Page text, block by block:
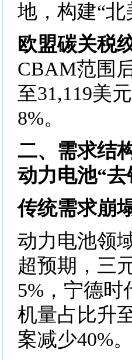
地，构建“
欧盟碳关税
CBAM范围
至31,119美
8%。
二、需求结
动力电池“去
传统需求崩
动力电池领
超预期，三
5%，宁德时
机量占比升
案减少40%。